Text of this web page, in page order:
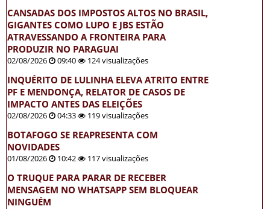
CANSADAS DOS IMPOSTOS ALTOS NO BRASIL,
GIGANTES COMO LUPO E JBS ESTÃO
ATRAVESSANDO A FRONTEIRA PARA
PRODUZIR NO PARAGUAI
02/08/2026 09:40 124 visualizações
INQUÉRITO DE LULINHA ELEVA ATRITO ENTRE
PF E MENDONÇA, RELATOR DE CASOS DE
IMPACTO ANTES DAS ELEIÇÕES
02/08/2026 04:33 119 visualizações
BOTAFOGO SE REAPRESENTA COM
NOVIDADES
01/08/2026 10:42 117 visualizações
O TRUQUE PARA PARAR DE RECEBER
MENSAGEM NO WHATSAPP SEM BLOQUEAR
NINGUÉM